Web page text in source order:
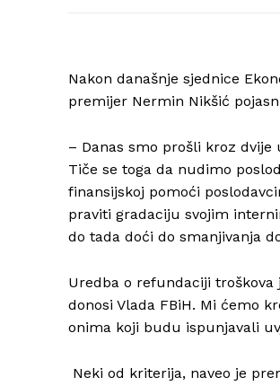
Nakon današnje sjednice
premijer Nermin Nikšić
– Danas smo prošli kroz
Tiče se toga da nudimo
finansijskoj pomoći
praviti gradaciju svojim
do tada doći do smanjivanja
Uredba o refundaciji
donosi Vlada FBiH. Mi ćemo
onima koji budu ispunjavali
Neki od kriterija, naveo je